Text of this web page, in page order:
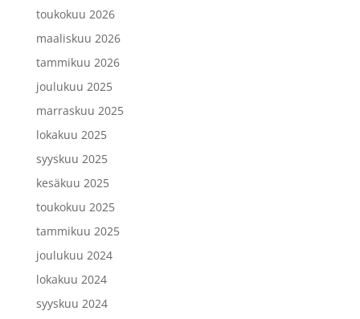
toukokuu 2026
maaliskuu 2026
tammikuu 2026
joulukuu 2025
marraskuu 2025
lokakuu 2025
syyskuu 2025
kesäkuu 2025
toukokuu 2025
tammikuu 2025
joulukuu 2024
lokakuu 2024
syyskuu 2024